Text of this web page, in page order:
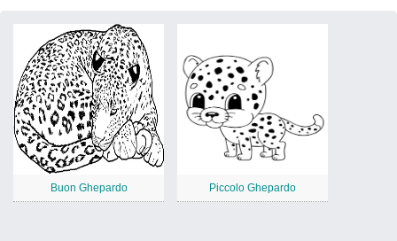
Buon Ghepardo Piccolo Ghepardo